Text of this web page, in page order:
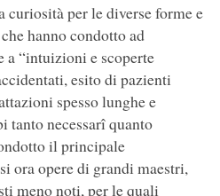
curiosità per le diverse forme e
hanno condotto ad
a “intuizioni e scoperte
esito di pazienti
spesso lunghe e
tanto necessarî quanto
il principale
ora opere di grandi maestri,
meno noti, per le quali